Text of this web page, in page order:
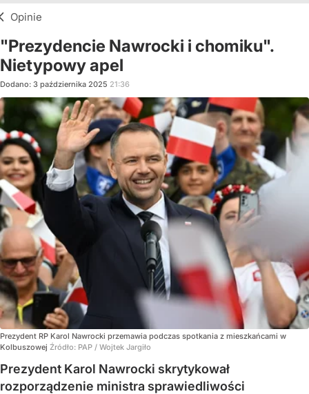
Opinie
"Prezydencie Nawrocki i chomiku".
Nietypowy apel
Dodano: 3 października 2025 21:36
Prezydent RP Karol Nawrocki przemawia podczas spotkania z mieszkańcami w
Kolbuszowej Źródło: PAP / Wojtek Jargiło
Prezydent Karol Nawrocki skrytykował
rozporządzenie ministra sprawiedliwości